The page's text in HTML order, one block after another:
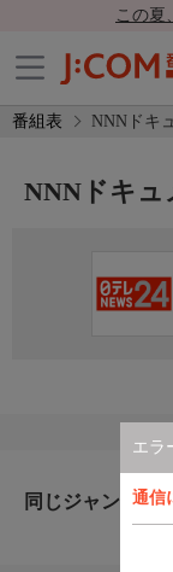
この夏
番組表 NNNドキ
エラ
通信
NNNドキュ
同じジャンルの